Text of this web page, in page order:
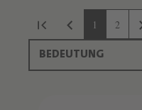
Produktliste überspringen
Seite
1 Seite
2